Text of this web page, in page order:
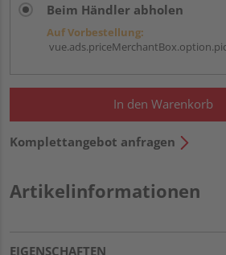
Beim Händler abholen
Auf Vorbestellung:
In den Warenkorb
Komplettangebot anfragen
Artikelinformationen
EIGENSCHAFTEN